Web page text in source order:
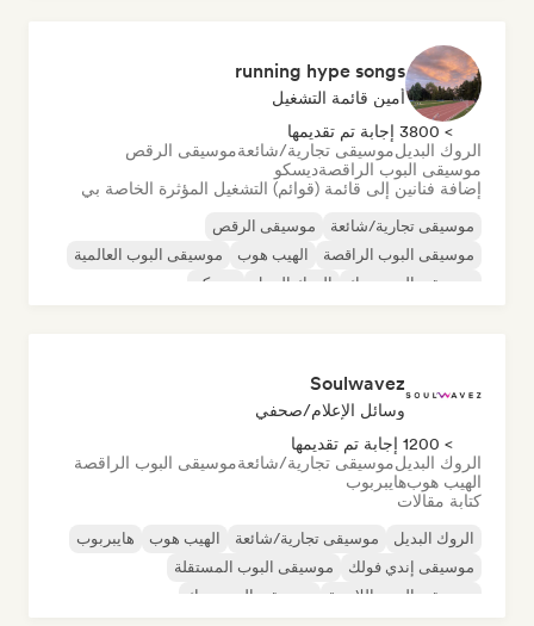
running hype songs
أمين قائمة التشغيل
> 3800 إجابة تم تقديمها
الروك البديلموسيقى تجارية/شائعةموسيقى الرقص
موسيقى البوب الراقصةديسكو
إضافة فنانين إلى قائمة (قوائم) التشغيل المؤثرة الخاصة بي
موسيقى تجارية/شائعة
موسيقى الرقص
موسيقى البوب الراقصة
الهيب هوب
موسيقى البوب العالمية
موسيقى البوب روك
الروك البديل ديسكو
Soulwavez
وسائل الإعلام/صحفي
> 1200 إجابة تم تقديمها
الروك البديلموسيقى تجارية/شائعةموسيقى البوب الراقصة
الهيب هوبهايبربوب
كتابة مقالات
الروك البديل موسيقى تجارية/شائعة الهيب هوب
هايبربوب
موسيقى إندي فولك
موسيقى البوب المستقلة
موسيقى البوب اللاتينية
موسيقى البوب روك